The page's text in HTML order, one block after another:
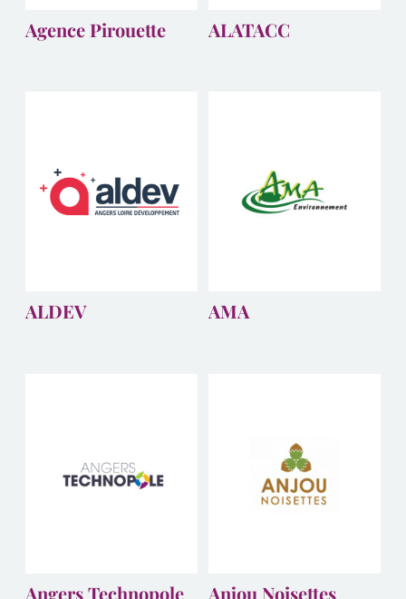
Agence Pirouette ALATACC
ALDEV AMA
Angers Technopole Anjou Noisettes